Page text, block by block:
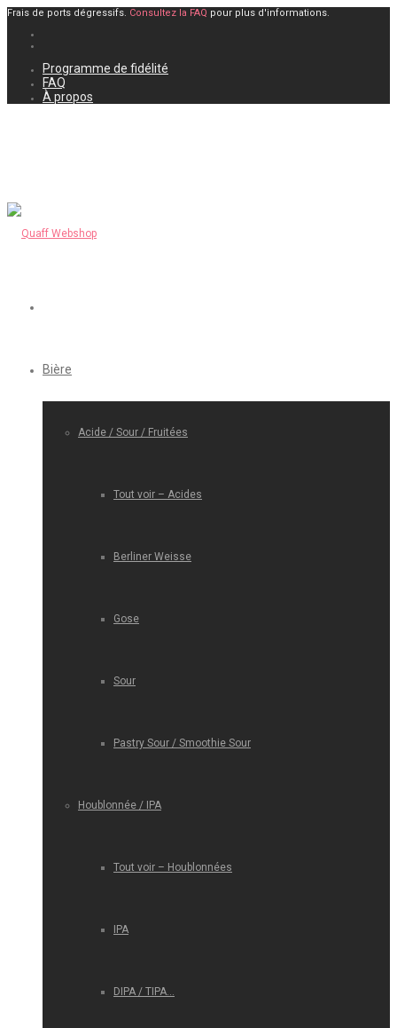
Frais de ports dégressifs. Consultez la FAQ pour plus d'informations.
Programme de fidélité
FAQ
À propos
Bière
Acide / Sour / Fruitées
Tout voir – Acides
Berliner Weisse
Gose
Sour
Pastry Sour / Smoothie Sour
Houblonnée / IPA
Tout voir – Houblonnées
IPA
DIPA / TIPA…